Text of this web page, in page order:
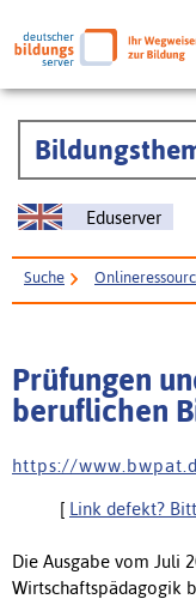
Eduserver
Suche
Prüfungen
beruflichen
h t t p s : / / w w w . b w p a t .
[ Link defekt?
Die Ausgabe vom Juli
Wirtschaftspädagogik